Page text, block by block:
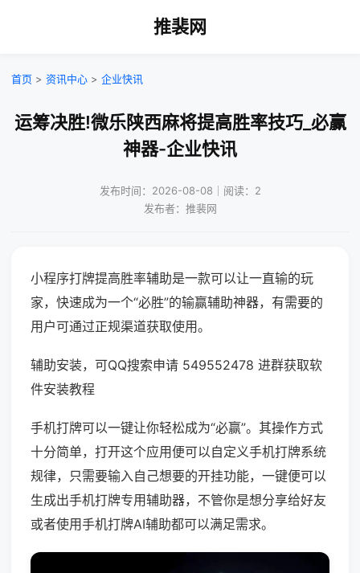
推裴网
首页 > 资讯中心 > 企业快讯
运筹决胜!微乐陕西麻将提高胜率技巧_必赢
神器-企业快讯
发布时间：2026-08-08｜阅读：2
发布者：推裴网
小程序打牌提高胜率辅助是一款可以让一直输的玩
家，快速成为一个“必胜”的输赢辅助神器，有需要的
用户可通过正规渠道获取使用。
辅助安装，可QQ搜索申请 549552478 进群获取软
件安装教程
手机打牌可以一键让你轻松成为“必赢”。其操作方式
十分简单，打开这个应用便可以自定义手机打牌系统
规律，只需要输入自己想要的开挂功能，一键便可以
生成出手机打牌专用辅助器，不管你是想分享给好友
或者使用手机打牌AI辅助都可以满足需求。